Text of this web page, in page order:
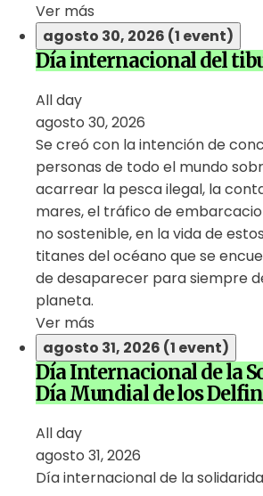
Ver más
agosto 30, 2026 (1 event)
Día internacional del
All day
agosto 30, 2026
Se creó con la intención de
personas de todo el mundo
acarrear la pesca ilegal, la
mares, el tráfico de
no sostenible, en la vida de
titanes del océano que se
de desaparecer para siempre
planeta.
Ver más
agosto 31, 2026 (1 event)
Día Internacional de la
Día Mundial de los
All day
agosto 31, 2026
Día internacional de la